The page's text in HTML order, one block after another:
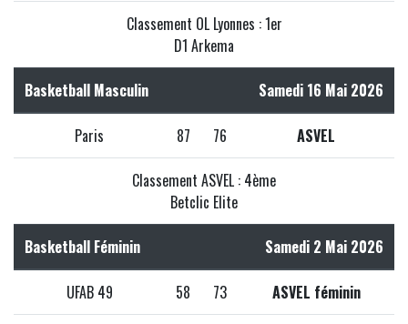
Classement OL Lyonnes : 1er
D1 Arkema
Basketball Masculin Samedi 16 Mai 2026
Paris 87 76 ASVEL
Classement ASVEL : 4ème
Betclic Elite
Basketball Féminin Samedi 2 Mai 2026
UFAB 49 58 73 ASVEL féminin